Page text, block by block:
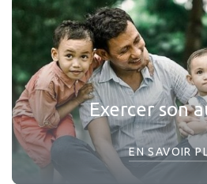
Exercer son
EN SAVOIR